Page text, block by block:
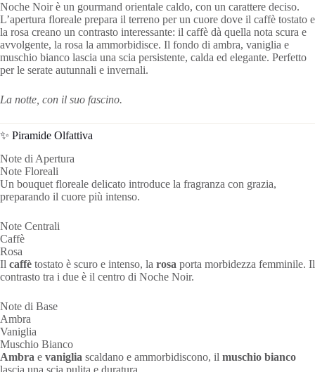
Noche Noir è un gourmand orientale caldo, con un carattere deciso.
L’apertura floreale prepara il terreno per un cuore dove il caffè tostato e
la rosa creano un contrasto interessante: il caffè dà quella nota scura e
avvolgente, la rosa la ammorbidisce. Il fondo di ambra, vaniglia e
muschio bianco lascia una scia persistente, calda ed elegante. Perfetto
per le serate autunnali e invernali.
La notte, con il suo fascino.
✨ Piramide Olfattiva
Note di Apertura
Note Floreali
Un bouquet floreale delicato introduce la fragranza con grazia,
preparando il cuore più intenso.
Note Centrali
Caffè
Rosa
Il caffè tostato è scuro e intenso, la rosa porta morbidezza femminile. Il
contrasto tra i due è il centro di Noche Noir.
Note di Base
Ambra
Vaniglia
Muschio Bianco
Ambra e vaniglia scaldano e ammorbidiscono, il muschio bianco
lascia una scia pulita e duratura.